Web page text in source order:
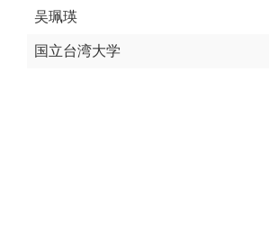
吴珮瑛
国立台湾大学